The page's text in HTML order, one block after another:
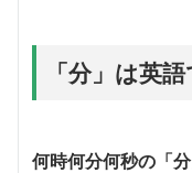
「分」は英
何時何分何秒の「